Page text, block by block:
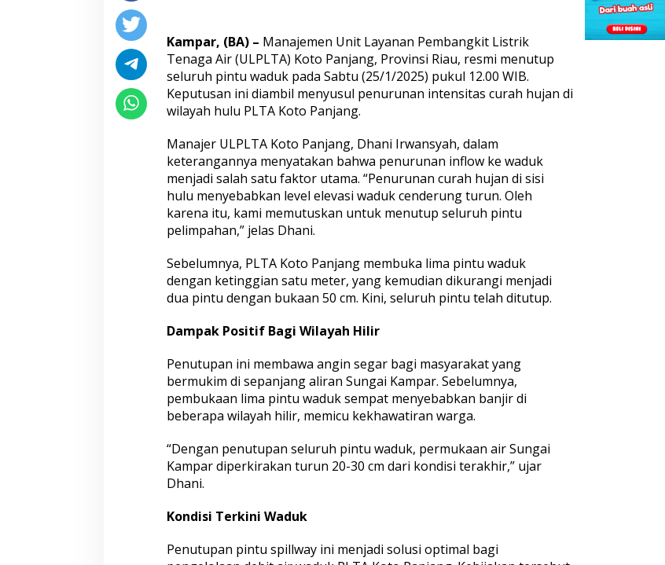
i
S
u
n
g
K
a
m
p
a
D
p
r
e
d
k
i
T
u
r
u
Kampar, (BA) – Manajemen Unit Layanan Pembangkit Listrik
Tenaga Air (ULPLTA) Koto Panjang, Provinsi Riau, resmi menutup
seluruh pintu waduk pada Sabtu (25/1/2025) pukul 12.00 WIB.
Keputusan ini diambil menyusul penurunan intensitas curah hujan di
wilayah hulu PLTA Koto Panjang.
Manajer ULPLTA Koto Panjang, Dhani Irwansyah, dalam
keterangannya menyatakan bahwa penurunan inflow ke waduk
menjadi salah satu faktor utama. “Penurunan curah hujan di sisi
hulu menyebabkan level elevasi waduk cenderung turun. Oleh
karena itu, kami memutuskan untuk menutup seluruh pintu
pelimpahan,” jelas Dhani.
Sebelumnya, PLTA Koto Panjang membuka lima pintu waduk
dengan ketinggian satu meter, yang kemudian dikurangi menjadi
dua pintu dengan bukaan 50 cm. Kini, seluruh pintu telah ditutup.
Dampak Positif Bagi Wilayah Hilir
Penutupan ini membawa angin segar bagi masyarakat yang
bermukim di sepanjang aliran Sungai Kampar. Sebelumnya,
pembukaan lima pintu waduk sempat menyebabkan banjir di
beberapa wilayah hilir, memicu kekhawatiran warga.
“Dengan penutupan seluruh pintu waduk, permukaan air Sungai
Kampar diperkirakan turun 20-30 cm dari kondisi terakhir,” ujar
Dhani.
Kondisi Terkini Waduk
Penutupan pintu spillway ini menjadi solusi optimal bagi
KELONTONG, RUGI JUTAAN